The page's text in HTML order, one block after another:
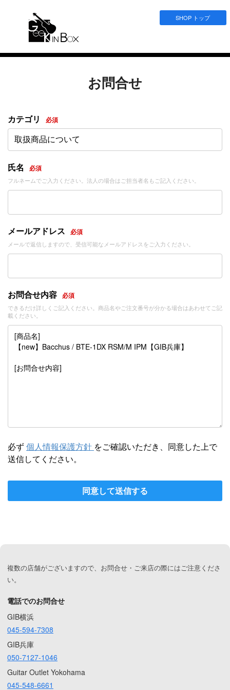
SHOP トップ
お問合せ
カテゴリ 必須
取扱商品について
氏名 必須
フルネームでご入力ください。法人の場合はご担当者名もご記入ください。
メールアドレス 必須
メールで返信しますので、受信可能なメールアドレスをご入力ください。
お問合せ内容 必須
できるだけ詳しくご記入ください。商品名やご注文番号が分かる場合はあわせてご記
載ください。
必ず個人情報保護方針 をご確認いただき、同意した上で
送信してください。
同意して送信する
複数の店舗がございますので、お問合せ・ご来店の際にはご注意くださ
い。
電話でのお問合せ
GIB横浜
045-594-7308
GIB兵庫
050-7127-1046
Guitar Outlet Yokohama
045-548-6661